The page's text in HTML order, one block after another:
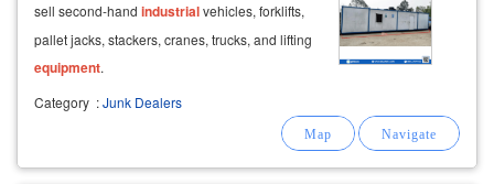
sell second-hand industrialvehicles, forklifts,
pallet jacks, stackers, cranes, trucks, and lifting
equipment.
Category :Junk Dealers